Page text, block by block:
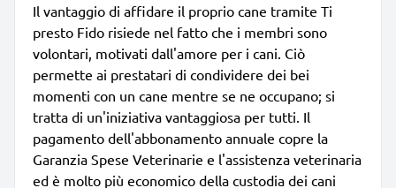
Il vantaggio di affidare il proprio cane tramite Ti
presto Fido risiede nel fatto che i membri sono
volontari, motivati dall'amore per i cani. Ciò
permette ai prestatari di condividere dei bei
momenti con un cane mentre se ne occupano; si
tratta di un'iniziativa vantaggiosa per tutti. Il
pagamento dell'abbonamento annuale copre la
Garanzia Spese Veterinarie e l'assistenza veterinaria
ed è molto più economico della custodia dei cani